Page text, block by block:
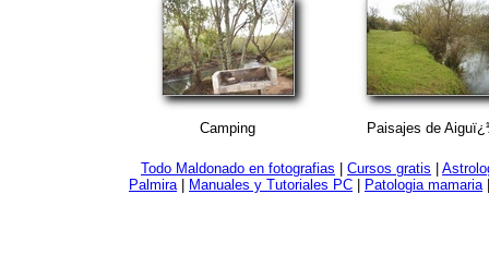
Camping Paisajes de
Todo Maldonado en fotografias Cursos gratis
Palmira| Manuales y Tutoriales PC Patologia mamaria